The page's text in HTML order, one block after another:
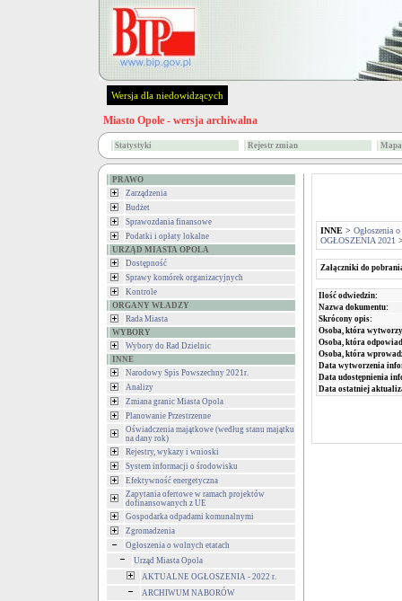
Wersja dla niedowidzących
Miasto Opole - wersja archiwalna
Statystyki Rejestr zmian
PRAWO
Zarządzenia
Budżet
Sprawozdania finansowe
Podatki i opłaty lokalne
URZĄD MIASTA OPOLA
Dostępność
Sprawy komórek organizacyjnych
Kontrole
ORGANY WŁADZY
Rada Miasta
WYBORY
Wybory do Rad Dzielnic
INNE
Narodowy Spis Powszechny 2021r.
Analizy
Zmiana granic Miasta Opola
Planowanie Przestrzenne
Oświadczenia majątkowe (według stanu majątku
na dany rok)
Rejestry, wykazy i wnioski
System informacji o środowisku
Efektywność energetyczna
Zapytania ofertowe w ramach projektów
dofinansowanych z UE
Gospodarka odpadami komunalnymi
Zgromadzenia
Ogłoszenia o wolnych etatach
Urząd Miasta Opola
AKTUALNE OGŁOSZENIA - 2022 r.
ARCHIWUM NABORÓW
INNE > Ogłoszenia
OGŁOSZENIA 2021
Załączniki do
Ilość odwiedzin:
Nazwa dokumentu:
Skrócony opis:
Osoba, która
Osoba, która
Osoba, która
Data wytworzenia
Data udostępnienia
Data ostatniej